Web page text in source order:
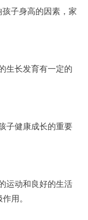
子身高的因素，家
生长发育有一定的
子健康成长的重要
运动和良好的生活
用。